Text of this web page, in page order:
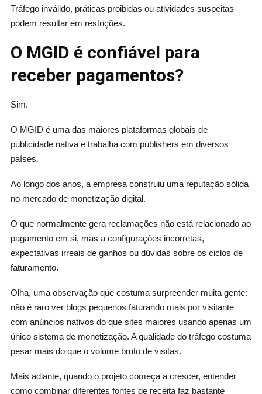
Tráfego inválido, práticas proibidas ou atividades suspeitas
podem resultar em restrições.
O MGID é confiável para
receber pagamentos?
Sim.
O MGID é uma das maiores plataformas globais de
publicidade nativa e trabalha com publishers em diversos
países.
Ao longo dos anos, a empresa construiu uma reputação sólida
no mercado de monetização digital.
O que normalmente gera reclamações não está relacionado ao
pagamento em si, mas a configurações incorretas,
expectativas irreais de ganhos ou dúvidas sobre os ciclos de
faturamento.
Olha, uma observação que costuma surpreender muita gente:
não é raro ver blogs pequenos faturando mais por visitante
com anúncios nativos do que sites maiores usando apenas um
único sistema de monetização. A qualidade do tráfego costuma
pesar mais do que o volume bruto de visitas.
Mais adiante, quando o projeto começa a crescer, entender
como combinar diferentes fontes de receita faz bastante